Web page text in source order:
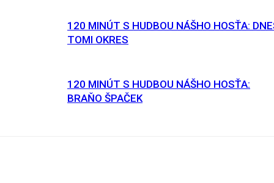
120 MINÚT S HUDBOU NÁŠHO HOSŤA:
TOMI OKRES
120 MINÚT S HUDBOU NÁŠHO HOSŤA:
BRAŇO ŠPAČEK